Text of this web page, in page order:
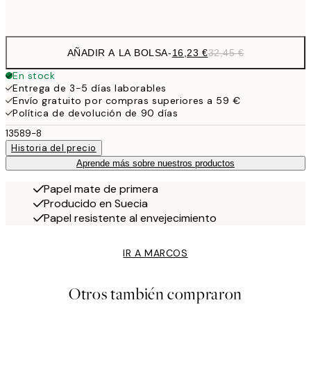
AÑADIR A LA BOLSA-16,23 €32,45 €
En stock
Entrega de 3-5 días laborables
Envío gratuito por compras superiores a 59 €
Política de devolución de 90 días
13589-8
Historia del precio
Aprende más sobre nuestros productos
Papel mate de primera
Producido en Suecia
Papel resistente al envejecimiento
IR A MARCOS
Otros también compraron